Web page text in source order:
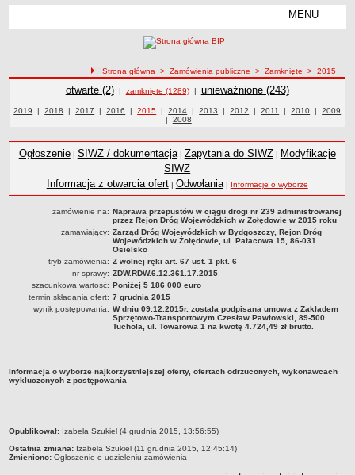
MENU
RAPORT O STANIE DOSTĘPNOŚCI
ZDW BYDGOSZCZ
Lokalizacja
Przedmiot działalności
Statut
Nadzór nad ZDW
Struktura organizacyjna
Schemat organizacyjny
Inspektor Ochrony Danych
Zgłoszenia zewnętrzne
PRACA W ZDW
Ogłoszenia o pracę
Wyniki naborów
Uzgodnienie lokalizacji urządzeń infrastruktury technicznej
innych obiektów, reklam
ścieżka nawigacji
Strona główna >Zamówienia publiczne >Zamknięte >2015
Zamówienia publiczne
otwarte (2)| Zamówienia publiczne
zamknięte (1289)| Zamówienia publiczne
unieważnione (243)
Zamówienia publiczne z roku
2019 |Zamówienia publiczne z roku
2018 |Zamówienia publiczne z roku
2017 |Zamówienia publiczne z roku
2016 |Zamówienia publiczne z roku
2015 |Zamówienia publiczne z roku
2014 |Zamówienia publiczne z roku
2013 |Zamówienia publiczne z roku
2012 | Zamówienia publiczne z
2011 |
Zamówienia
2010 |
roku
2009
| Zamówienia publiczne z roku
2008
Ogłoszenie| SIWZ / dokumentacja| Zapytania do SIWZ | Modyfikacje
SIWZ
Informacja z otwarcia ofert| Odwołania| Informacje o wyborze
zamówienie na: Naprawa przepustów w ciągu drogi nr 239 administrowanej
przez Rejon Dróg Wojewódzkich w Żołędowie w 2015 roku
zamawiający: Zarząd Dróg Wojewódzkich w Bydgoszczy, Rejon Dróg
Wojewódzkich w Żołędowie, ul. Pałacowa 15, 86-031
Osielsko
tryb zamówienia: Z wolnej ręki art. 67 ust. 1 pkt. 6
nr sprawy: ZDW.RDW.6.12.361.17.2015
szacunkowa wartość: Poniżej 5 186 000 euro
termin składania ofert: 7 grudnia 2015
wynik postępowania: W dniu 09.12.2015r. została podpisana umowa z Zakładem
Sprzętowo-Transportowym Czesław Pawłowski, 89-500
Tuchola, ul. Towarowa 1 na kwotę 4.724,49 zł brutto.
Informacja o wyborze najkorzystniejszej oferty, ofertach odrzuconych, wykonawcach
wykluczonych z postępowania
metryczka
Opublikował: Izabela Szukiel (4 grudnia 2015, 13:56:55)
Ostatnia zmiana: Izabela Szukiel (11 grudnia 2015, 12:45:14)
Zmieniono: Ogłoszenie o udzieleniu zamówienia